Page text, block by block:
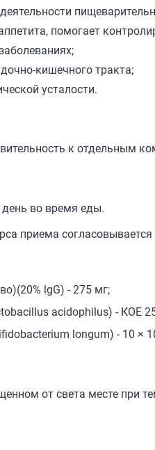
помогает
кишечного тракта;
усталости.
к отдельным
во время еды.
приема
lgG) - 275 мг;
acidophilus) - КОЕ
longum) - 10 ×
от света месте при